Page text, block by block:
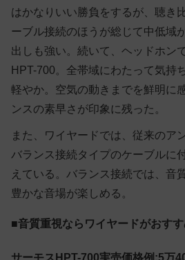
はかなりいい勝負をするが、聴き
ーブル接続のほうが総じて中低域
出しも強い。続いて、ヘッドホン
HPT-700。全帯域にわたって気持
軽やか。空気の動きまでを鮮明に
ンスの素早さが印象に残った。
また、ワイヤードでは、従来のア
バランス接続タイプのケーブルに
えている。バランス接続では、音
豊かな音場が楽しめる。
■音質重視ならワイヤードがおす
サーモスHPT-700実売価格例:5万